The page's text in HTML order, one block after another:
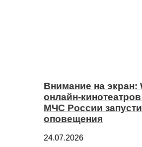
Внимание на
онлайн-
МЧС России
оповещения
24.07.2026